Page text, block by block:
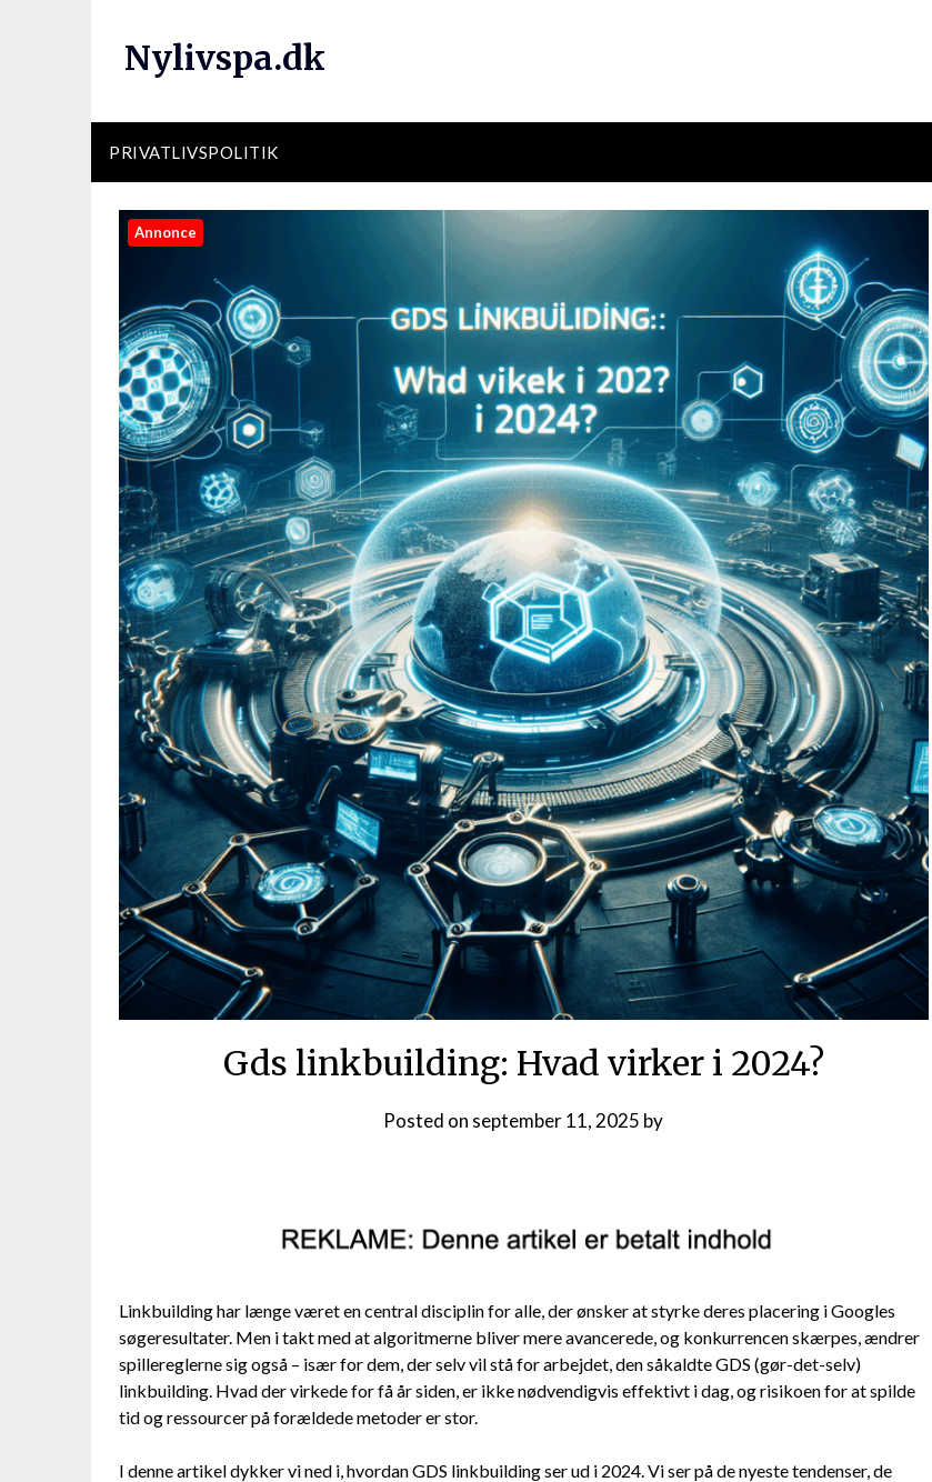
Nylivspa.dk
PRIVATLIVSPOLITIK
Annonce
Gds linkbuilding: Hvad virker i 2024?
Posted on september 11, 2025 by
Linkbuilding har længe været en central disciplin for alle, der ønsker at styrke deres placering i Googles
søgeresultater. Men i takt med at algoritmerne bliver mere avancerede, og konkurrencen skærpes, ændrer
spillereglerne sig også – især for dem, der selv vil stå for arbejdet, den såkaldte GDS (gør-det-selv)
linkbuilding. Hvad der virkede for få år siden, er ikke nødvendigvis effektivt i dag, og risikoen for at spilde
tid og ressourcer på forældede metoder er stor.
I denne artikel dykker vi ned i, hvordan GDS linkbuilding ser ud i 2024. Vi ser på de nyeste tendenser, de